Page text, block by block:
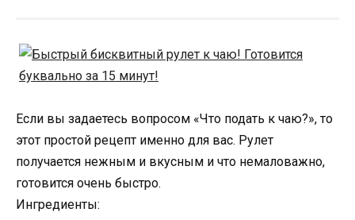
Если вы задаетесь вопросом «Что подать к чаю?», то
этот простой рецепт именно для вас. Рулет
получается нежным и вкусным и что немаловажно,
готовится очень быстро.
Ингредиенты: